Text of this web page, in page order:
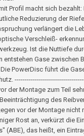
Profil macht sich
Reduzierung der
verlängert die
Verschleiß-
Ist die Nuttiefe
entstehen Gase
PowerDisc führt die
der Montage zum Teil
des
vor der Montage
Rost an, verkürzt die
(ABE), das heißt, ein